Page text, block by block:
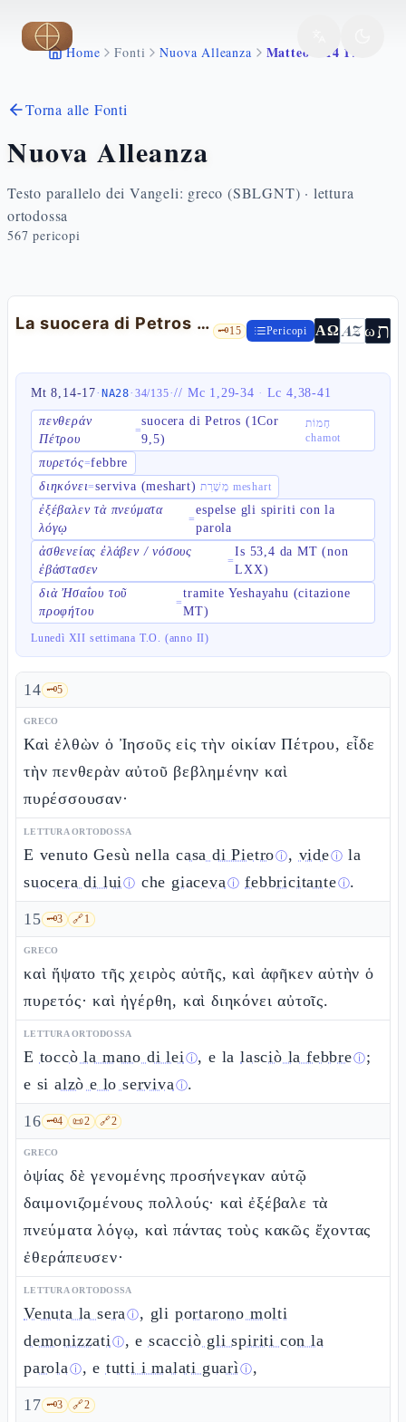
Vai al contenuto principale
Home Fonti Nuova Alleanza Matteo 8 14 17
Torna alle Fonti
Nuova Alleanza
Testo parallelo dei Vangeli: greco (SBLGNT) · lettura
ortodossa
567 pericopi
La suocera di Petros e Is 53 — Mt 8,14-17 🗝️15 Pericopi ΑΩ AZωת
Mt 8,14-17· NA28· 34/135·// Mc 1,29-34 · Lc 4,38-41
πενθεράν
Πέτρου
=
suocera di Petros (1Cor
9,5)
חָמוֹת
chamot
πυρετός=febbre
διηκόνει=serviva (meshart) מְשָׁרֵת meshart
ἐξέβαλεν τὰ πνεύματα
λόγῳ
=
espelse gli spiriti con la
parola
ἀσθενείας ἐλάβεν / νόσους
ἐβάστασεν
=
Is 53,4 da MT (non
LXX)
διὰ Ἠσαΐου τοῦ
προφήτου
=
tramite Yeshayahu (citazione
MT)
Lunedì XII settimana T.O. (anno II)
14 🗝️5
GRECO
Καὶ ἐλθὼν ὁ Ἰησοῦς εἰς τὴν οἰκίαν Πέτρου, εἶδε
τὴν πενθερὰν αὐτοῦ βεβλημένην καὶ
πυρέσσουσαν·
LETTURA ORTODOSSA
E venuto Gesù nellacasa di Pietroⓘ, videⓘ la
suocera di luiⓘ che giacevaⓘ febbricitanteⓘ.
15 🗝️3 🔗1
GRECO
καὶ ἥψατο τῆς χειρὸς αὐτῆς, καὶ ἀφῆκεν αὐτὴν ὁ
πυρετός· καὶ ἠγέρθη, καὶ διηκόνει αὐτοῖς.
LETTURA ORTODOSSA
E toccò la mano di leiⓘ, e lalasciò la febbreⓘ;
e si alzò e lo servivaⓘ.
16 🗝️4 📜2 🔗2
GRECO
ὀψίας δὲ γενομένης προσήνεγκαν αὐτῷ
δαιμονιζομένους πολλούς· καὶ ἐξέβαλε τὰ
πνεύματα λόγῳ, καὶ πάντας τοὺς κακῶς ἔχοντας
ἐθεράπευσεν·
LETTURA ORTODOSSA
Venuta la seraⓘ, gli portarono molti
demonizzatiⓘ, e scacciò gli spiriti con la
parolaⓘ, e tutti i malati guarìⓘ,
17 🗝️3 🔗2